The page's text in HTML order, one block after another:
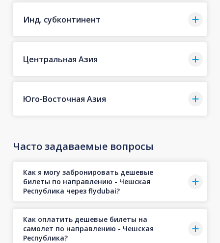
Инд. субконтинент
Центральная Азия
Юго-Восточная Азия
Часто задаваемые вопросы
Как я могу забронировать дешевые
билеты по направлению - Чешская
Республика через flydubai?
Как оплатить дешевые билеты на
самолет по направлению - Чешская
Республика?